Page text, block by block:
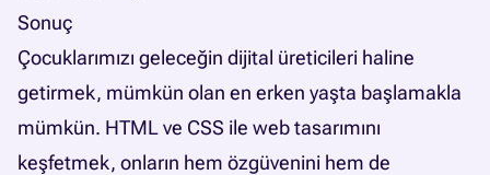
Sonuç
Çocuklarımızı geleceğin dijital üreticileri haline
getirmek, mümkün olan en erken yaşta başlamakla
mümkün. HTML ve CSS ile web tasarımını
keşfetmek, onların hem özgüvenini hem de